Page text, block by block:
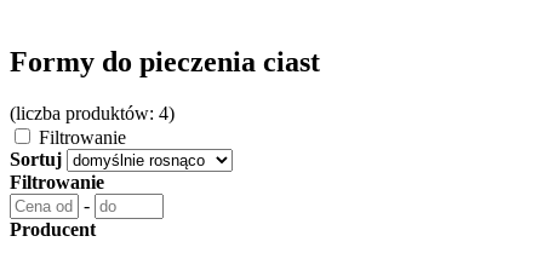
Formy do pieczenia ciast
(liczba produktów: 4)
Filtrowanie
Sortuj
Filtrowanie
-
Producent